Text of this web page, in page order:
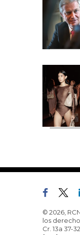
© 2026,
los
Cr. 13a 37-